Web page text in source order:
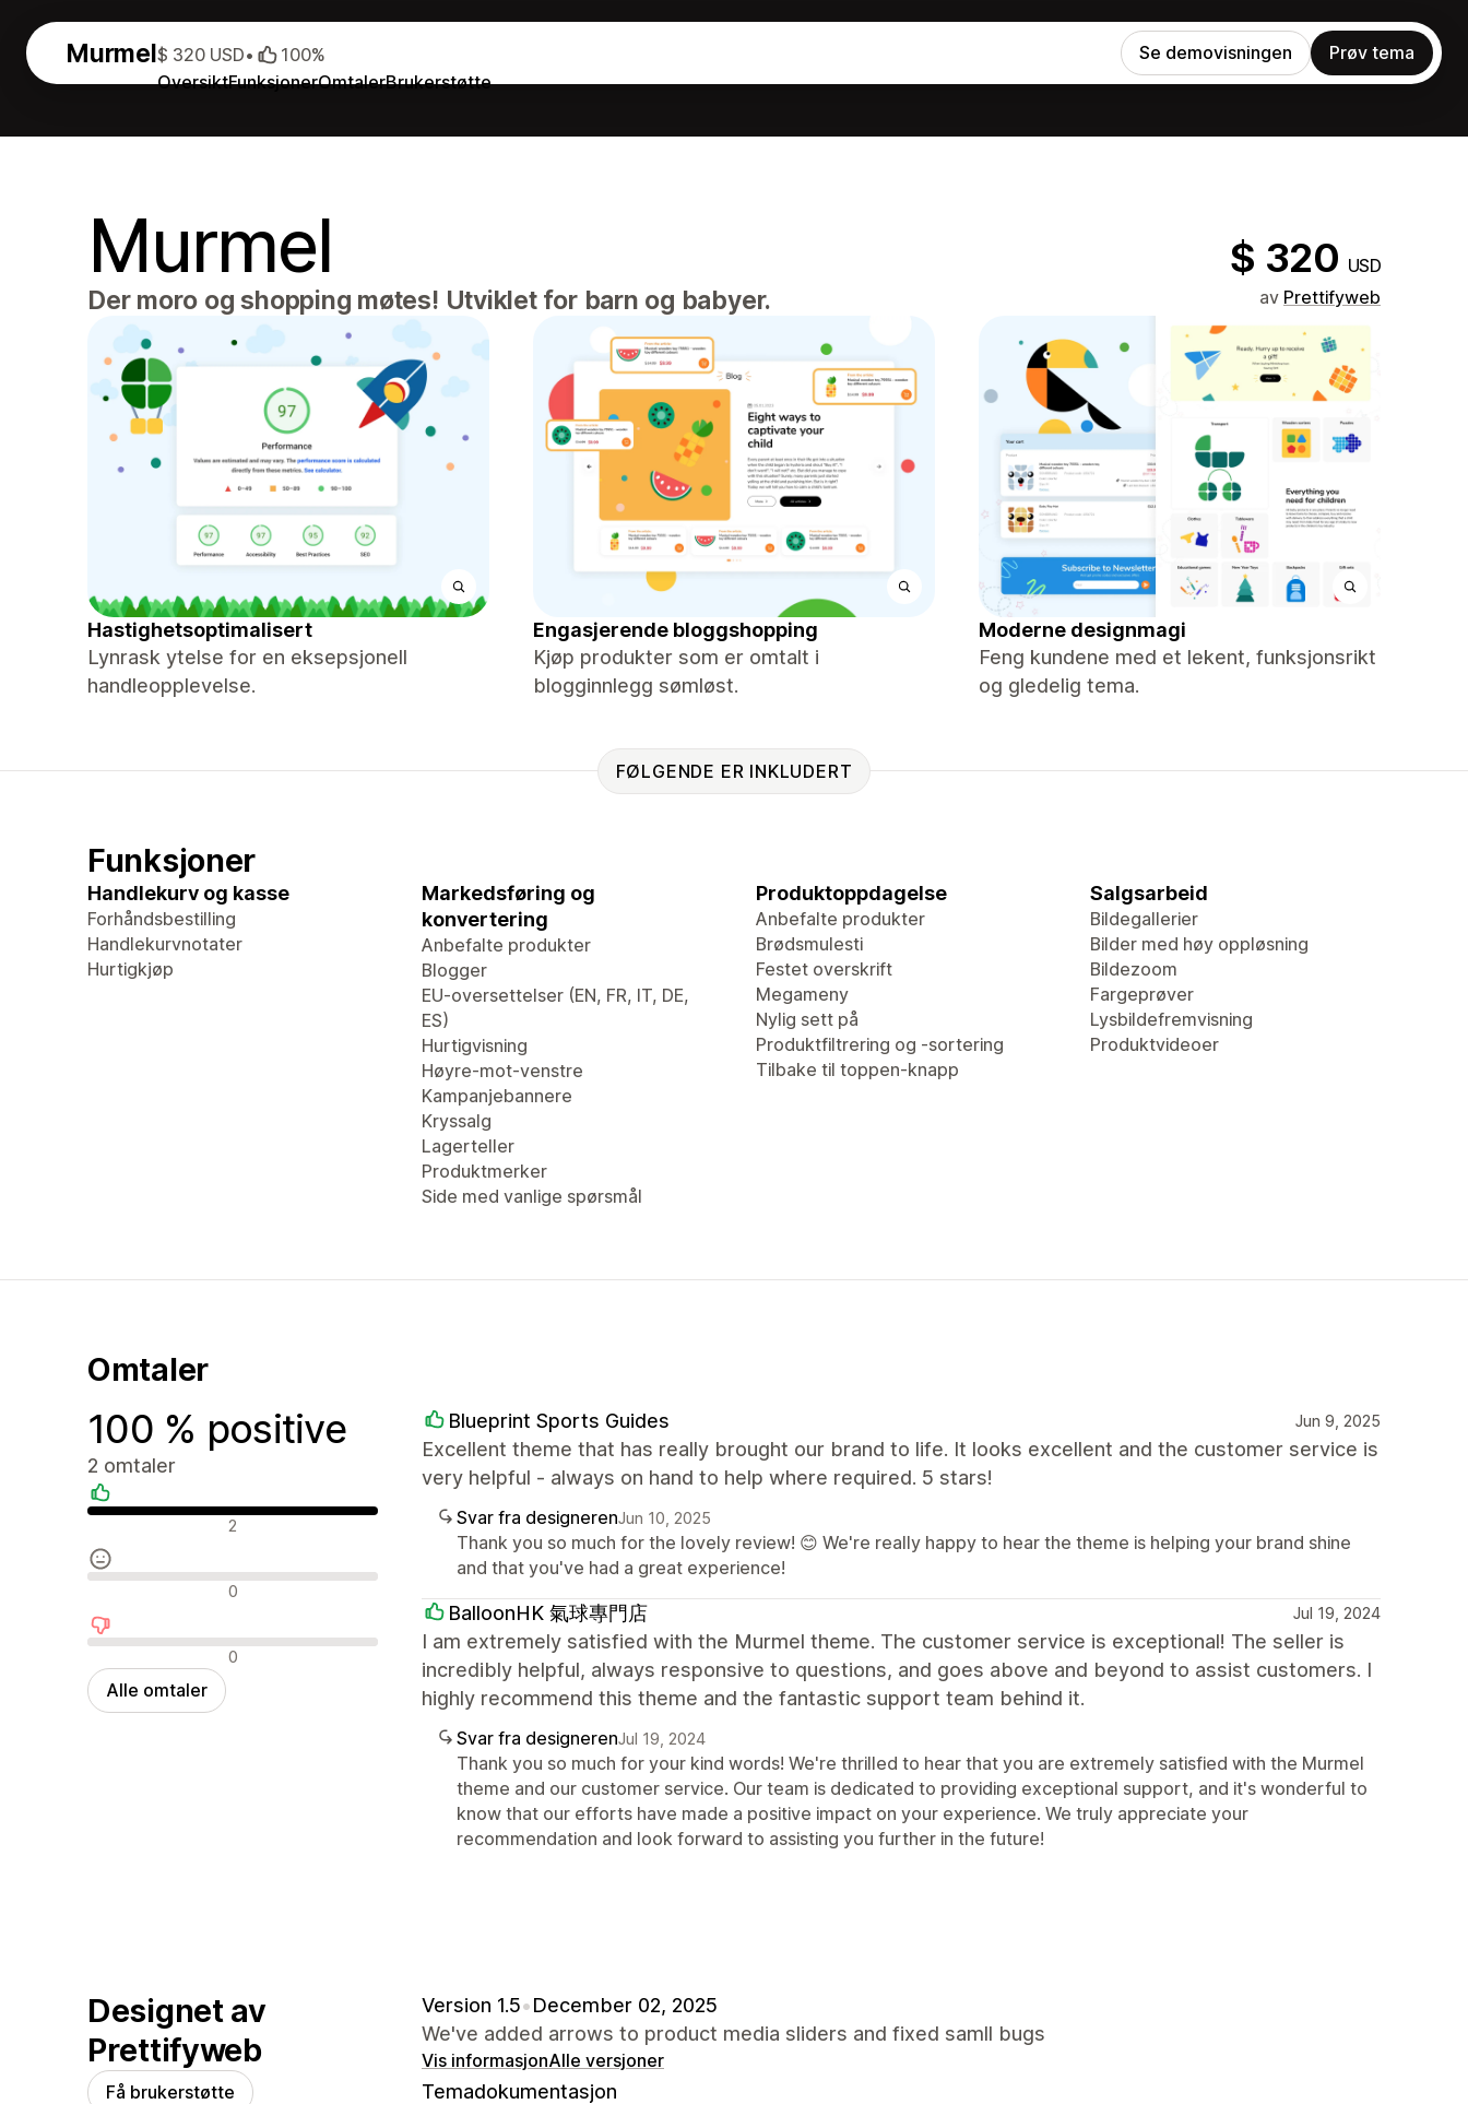
Murmel
OversiktFunksjonerOmtalerBrukerstøtte
$ 320 USD• 100% Se demovisningen Prøv tema
Murmel $ 320 USD
Der moro og shopping møtes! Utviklet for barn og babyer. av Prettifyweb
Hastighetsoptimalisert
Lynrask ytelse for en eksepsjonell
handleopplevelse.
Engasjerende bloggshopping
Kjøp produkter som er omtalt i
blogginnlegg sømløst.
Moderne designmagi
Feng kundene med et lekent, funksjonsrikt
og gledelig tema.
FØLGENDE ER INKLUDERT
Funksjoner
Handlekurv og kasse
Forhåndsbestilling
Handlekurvnotater
Hurtigkjøp
Markedsføring og
konvertering
Anbefalte produkter
Blogger
EU-oversettelser (EN, FR, IT, DE,
ES)
Hurtigvisning
Høyre-mot-venstre
Kampanjebannere
Kryssalg
Lagerteller
Produktmerker
Side med vanlige spørsmål
Produktoppdagelse
Anbefalte produkter
Brødsmulesti
Festet overskrift
Megameny
Nylig sett på
Produktfiltrering og -sortering
Tilbake til toppen-knapp
Salgsarbeid
Bildegallerier
Bilder med høy oppløsning
Bildezoom
Fargeprøver
Lysbildefremvisning
Produktvideoer
Omtaler
100 % positive
2 omtaler
Positive omtaler 2
Nøytrale omtaler 0
Negative omtaler 0
Alle omtaler
Blueprint Sports Guides Jun 9, 2025
Excellent theme that has really brought our brand to life. It looks excellent and the customer service is
very helpful - always on hand to help where required. 5 stars!
Svar fra designerenJun 10, 2025
Thank you so much for the lovely review! 😊 We're really happy to hear the theme is helping your brand shine
and that you've had a great experience!
BalloonHK 氣球專門店 Jul 19, 2024
I am extremely satisfied with the Murmel theme. The customer service is exceptional! The seller is
incredibly helpful, always responsive to questions, and goes above and beyond to assist customers. I
highly recommend this theme and the fantastic support team behind it.
Svar fra designerenJul 19, 2024
Thank you so much for your kind words! We're thrilled to hear that you are extremely satisfied with the Murmel
theme and our customer service. Our team is dedicated to providing exceptional support, and it's wonderful to
know that our efforts have made a positive impact on your experience. We truly appreciate your
recommendation and look forward to assisting you further in the future!
Designet av
Prettifyweb
Få brukerstøtte
Version 1.5•December 02, 2025
We've added arrows to product media sliders and fixed samll bugs
Vis informasjonAlle versjoner
Temadokumentasjon